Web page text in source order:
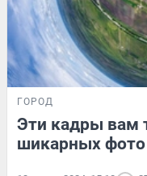
ГОРОД
Эти кадры вам
шикарных